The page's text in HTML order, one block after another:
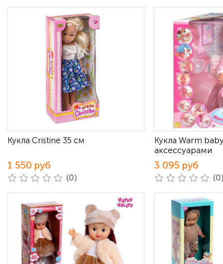
Кукла Cristine 35 см
1 550 руб
(0)
Кукла Warm
аксессуарами
3 095 руб